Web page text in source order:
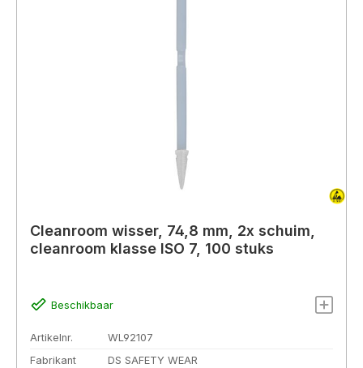
Cleanroom wisser, 74,8 mm, 2x schuim,
cleanroom klasse ISO 7, 100 stuks
Beschikbaar
Artikelnr.
WL92107
Fabrikant
DS SAFETY WEAR